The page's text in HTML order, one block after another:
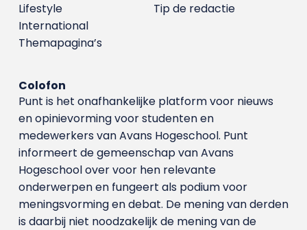
Tip de redactie
Lifestyle
International
Themapagina’s
Colofon
Punt is het onafhankelijke platform voor nieuws
en opinievorming voor studenten en
medewerkers van Avans Hoge­school. Punt
informeert de gemeenschap van Avans
Hogeschool over voor hen relevante
onderwerpen en fungeert als podium voor
meningsvorming en debat. De mening van derden
is daarbij niet noodzakelijk de mening van de